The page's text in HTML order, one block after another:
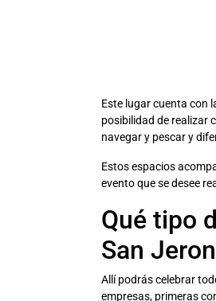
Este lugar cuenta con
posibilidad de realizar
navegar y pescar y
Estos espacios
evento que se desee
Qué tipo
San
Allí podrás celebrar
empresas, primeras